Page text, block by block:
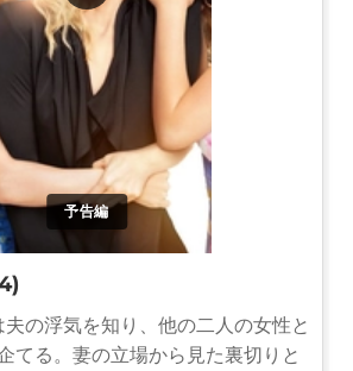
予告編
夫の浮気を知り、他の二人の女性と
てる。妻の立場から見た裏切りと